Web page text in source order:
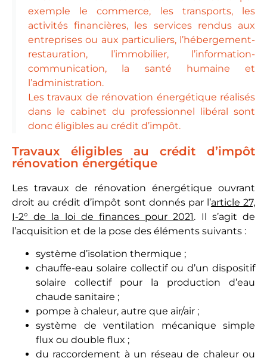
exemple le commerce, les transports, les
activités financières, les services rendus aux
entreprises ou aux particuliers, l’hébergement-
restauration, l’immobilier, l’information-
communication, la santé humaine et
l’administration.
Les travaux de rénovation énergétique réalisés
dans le cabinet du professionnel libéral sont
donc éligibles au crédit d’impôt.
Travaux éligibles au crédit d’impôt
rénovation énergétique
Les travaux de rénovation énergétique ouvrant
droit au crédit d’impôt sont donnés par l’article 27,
I-2° de la loi de finances pour 2021. Il s’agit de
l’acquisition et de la pose des éléments suivants :
système d’isolation thermique ;
chauffe-eau solaire collectif ou d’un dispositif
solaire collectif pour la production d’eau
chaude sanitaire ;
pompe à chaleur, autre que air/air ;
système de ventilation mécanique simple
flux ou double flux ;
du raccordement à un réseau de chaleur ou